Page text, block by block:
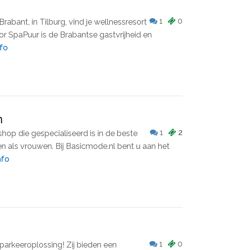
0
1
in Tilburg, vind je wellnessresort
SpaPuur is de Brabantse gastvrijheid en
2
1
die gespecialiseerd is in de beste
als vrouwen. Bij Basicmode.nl bent u aan het
0
1
Zij bieden een